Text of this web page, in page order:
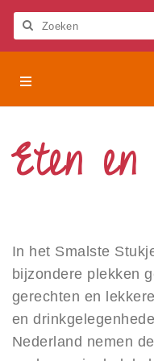
Deze
website
een
Het Smalste Stukje
Beleven
Cafetaria
Lunchroom
Café
Koffiebar
Eten
In het Smalste
bijzondere plekken
gerechten en
en
Nederland nemen